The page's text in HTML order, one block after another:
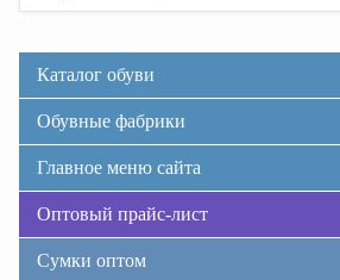
Каталог обуви
Обувные фабрики
Главное меню сайта
Оптовый прайс-лист
Сумки оптом